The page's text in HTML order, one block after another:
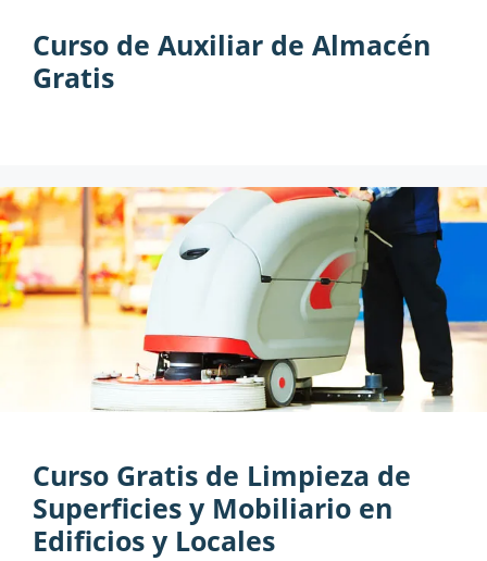
Curso de Auxiliar de Almacén
Gratis
Curso Gratis de Limpieza de
Superficies y Mobiliario en
Edificios y Locales